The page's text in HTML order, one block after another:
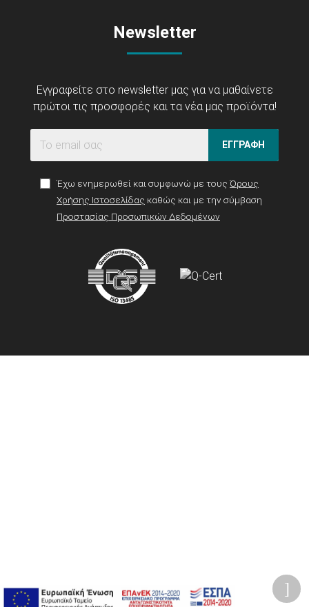
Newsletter
Εγγραφείτε στο newsletter μας για να μαθαίνετε
πρώτοι τις προσφορές και τα νέα μας προϊόντα!
ΕΓΓΡΑΦΗ
Έχω ενημερωθεί και συμφωνώ με τους Όρους
Χρήσης Ιστοσελίδας καθώς και με την σύμβαση
Προστασίας Προσωπικών Δεδομένων